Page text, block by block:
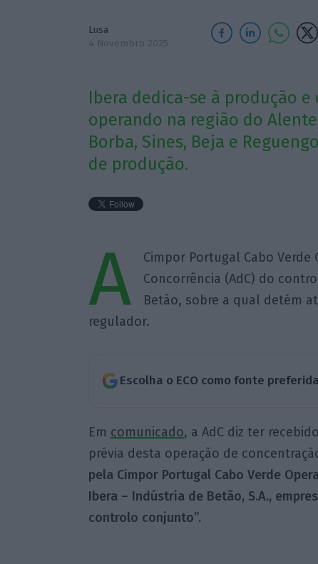
Lusa
4 Novembro 2025
Ibera dedica-se à produção
operando na região do
Borba, Sines, Beja e
de produção.
A
Cimpor Portugal Cabo
Concorrência (AdC) do
Betão, sobre a qual detém
regulador.
Escolha o ECO como fonte
Em comunicado, a AdC diz ter
prévia desta operação de
pela Cimpor Portugal Cabo Verde
Ibera – Indústria de Betão, S.A.,
controlo conjunto”.